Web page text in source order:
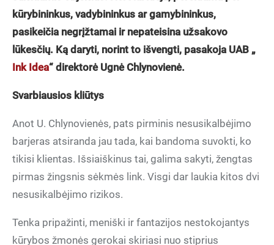
kūrybininkus, vadybininkus ar gamybininkus,
pasikeičia negrįžtamai ir nepateisina užsakovo
lūkesčių. Ką daryti, norint to išvengti, pasakoja UAB „
Ink Idea“ direktorė Ugnė Chlynovienė.
Svarbiausios kliūtys
Anot U. Chlynovienės, pats pirminis nesusikalbėjimo
barjeras atsiranda jau tada, kai bandoma suvokti, ko
tikisi klientas. Išsiaiškinus tai, galima sakyti, žengtas
pirmas žingsnis sėkmės link. Visgi dar laukia kitos dvi
nesusikalbėjimo rizikos.
Tenka pripažinti, meniški ir fantazijos nestokojantys
kūrybos žmonės gerokai skiriasi nuo stiprius